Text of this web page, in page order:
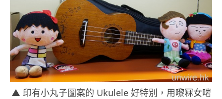
▲ 印有小丸子圖案的 Ukulele 好特別，用嚟冧女啱